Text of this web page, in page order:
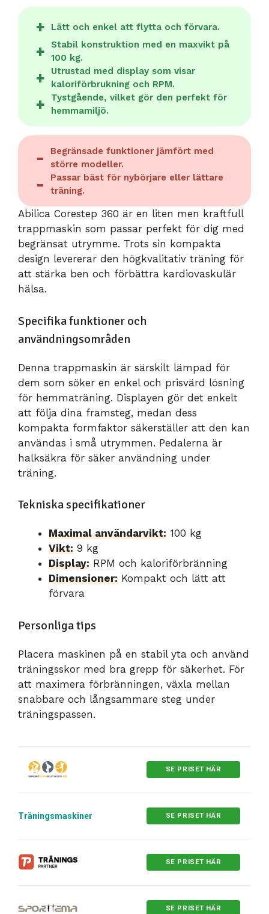
Lätt och enkel att flytta och förvara.
Stabil konstruktion med en maxvikt på
100 kg.
Utrustad med display som visar
kaloriförbrukning och RPM.
Tystgående, vilket gör den perfekt för
hemmamiljö.
Begränsade funktioner jämfört med
större modeller.
Passar bäst för nybörjare eller lättare
träning.
Abilica Corestep 360 är en liten men kraftfull
trappmaskin som passar perfekt för dig med
begränsat utrymme. Trots sin kompakta
design levererar den högkvalitativ träning för
att stärka ben och förbättra kardiovaskulär
hälsa.
Specifika funktioner och
användningsområden
Denna trappmaskin är särskilt lämpad för
dem som söker en enkel och prisvärd lösning
för hemmaträning. Displayen gör det enkelt
att följa dina framsteg, medan dess
kompakta formfaktor säkerställer att den kan
användas i små utrymmen. Pedalerna är
halksäkra för säker användning under
träning.
Tekniska specifikationer
Maximal användarvikt: 100 kg
Vikt: 9 kg
Display: RPM och kaloriförbränning
Dimensioner: Kompakt och lätt att
förvara
Personliga tips
Placera maskinen på en stabil yta och använd
träningsskor med bra grepp för säkerhet. För
att maximera förbränningen, växla mellan
snabbare och långsammare steg under
träningspassen.
SE PRISET HÄR
Träningsmaskiner SE PRISET HÄR
SE PRISET HÄR
SE PRISET HÄR